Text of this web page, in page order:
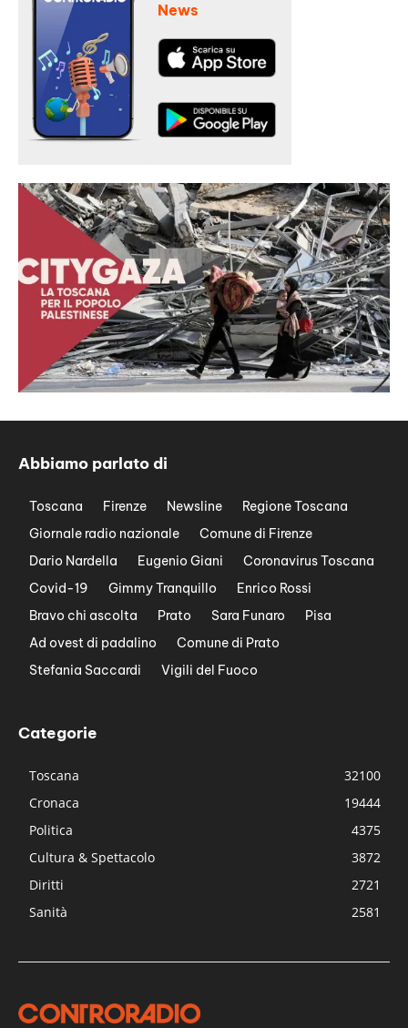
News
Abbiamo parlato di
Toscana Firenze Newsline
Regione Toscana
Giornale radio nazionale
Comune di Firenze
Dario Nardella
Eugenio Giani
Coronavirus Toscana
Covid-19
Gimmy Tranquillo
Enrico Rossi
Bravo chi ascolta
Prato Sara Funaro
Pisa
Ad ovest di padalino
Comune di Prato
Stefania Saccardi
Vigili del Fuoco
Categorie
Toscana
32100
Cronaca
19444
Politica
4375
Cultura & Spettacolo
3872
Diritti
2721
Sanità
2581